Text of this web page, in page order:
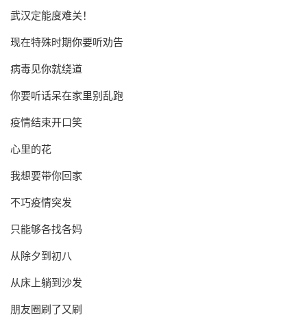
武汉定能度难关！
现在特殊时期你要听劝告
病毒见你就绕道
你要听话呆在家里别乱跑
疫情结束开口笑
心里的花
我想要带你回家
不巧疫情突发
只能够各找各妈
从除夕到初八
从床上躺到沙发
朋友圈刷了又刷